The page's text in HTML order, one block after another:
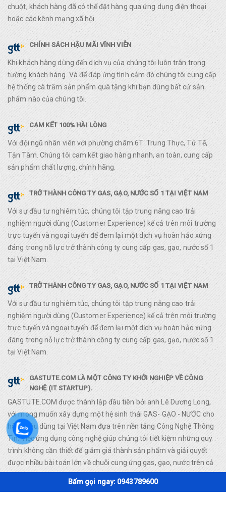
chuột, khách hàng đã có thể đặt hàng qua ứng dụng điện thoại
hoặc các kênh mạng xã hội
CHÍNH SÁCH HẬU MÃI VĨNH VIỄN
Khi khách hàng dùng đến dịch vụ của chúng tôi luôn trân trọng
tường khách hàng. Và để đáp ứng tình cảm đó chúng tôi cung cấp
hệ thống cà trăm sản phẩm quà tặng khi bạn dùng bất cứ sản
phẩm nào của chúng tôi.
CAM KẾT 100% HÀI LÒNG
Với đội ngũ nhân viên với phường châm 6T: Trung Thực, Tử Tế,
Tận Tâm. Chúng tôi cam kết giao hàng nhanh, an toàn, cung cấp
sản phẩm chất lượng, chính hãng.
TRỞ THÀNH CÔNG TY GAS, GẠO, NƯỚC SỐ 1 TẠI VIỆT NAM
Với sự đầu tư nghiêm túc, chúng tôi tập trung nâng cao trải
nghiệm người dùng (Customer Experience) kể cả trên môi trường
trực tuyến và ngoại tuyến để đem lại một dịch vụ hoàn hảo xứng
đáng trong nỗ lực trở thành công ty cung cấp gas, gạo, nước số 1
tại Việt Nam.
TRỞ THÀNH CÔNG TY GAS, GẠO, NƯỚC SỐ 1 TẠI VIỆT NAM
Với sự đầu tư nghiêm túc, chúng tôi tập trung nâng cao trải
nghiệm người dùng (Customer Experience) kể cả trên môi trường
trực tuyến và ngoại tuyến để đem lại một dịch vụ hoàn hảo xứng
đáng trong nỗ lực trở thành công ty cung cấp gas, gạo, nước số 1
tại Việt Nam.
GASTUTE.COM LÀ MỘT CÔNG TY KHỞI NGHIỆP VỀ CÔNG
NGHỆ (IT STARTUP).
GASTUTE.COM được thành lập đầu tiên bởi anh Lê Dương Long,
với mong muốn xây dựng một hệ sinh thái GAS- GẠO - NƯỚC cho
hàng tiêu dùng tại Việt Nam đựa trên nền tảng Công Nghệ Thông
Tin. Việc ứng dụng công nghệ giúp chúng tôi tiết kiệm những quy
trình không cần thiết để giảm giá thành sản phẩm và giải quyết
được nhiều bài toán lớn về chuỗi cung ứng gas, gạo, nước trên cả
nước.
Bấm gọi ngay: 0943789600